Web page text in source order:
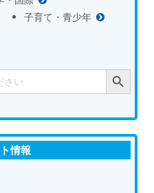
子育て・青少年
Search Button
情報